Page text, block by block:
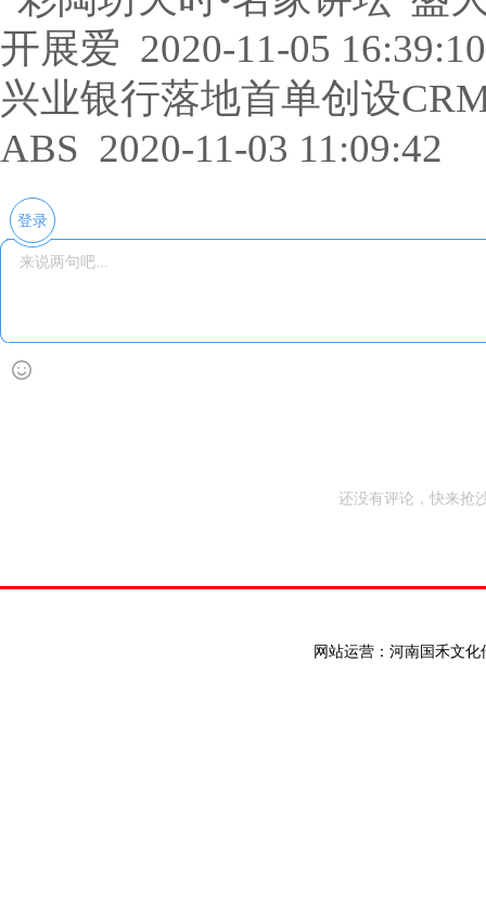
开展爱 2020-11-05 16:39:10
兴业银行落地首单创设
ABS 2020-11-03 11:09:42
登录
还没有评论，快来抢
网站运营：河南国禾文